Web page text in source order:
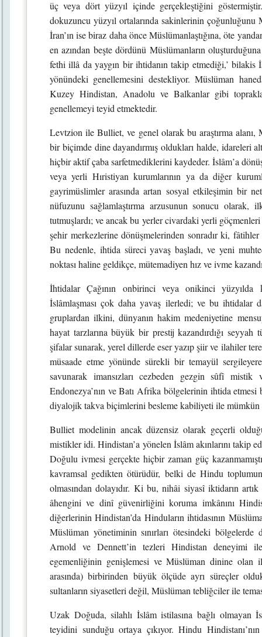
üç veya dört yüzyıl içinde gerçekleştiğini
dokuzuncu yüzyıl ortalarında sakinlerinin
İran’ın ise biraz daha önce Müslümanlaştığına, öte
en azından beşte dördünü Müslümanların
fethi illâ da yaygın bir ihtidanın takip etmediği,’ bilakis
yönündeki genellemesini destekliyor. Müslüman
Kuzey Hindistan, Anadolu ve Balkanlar gibi
genellemeyi teyid etmektedir.
Levtzion ile Bulliet, ve genel olarak bu araştırma alanı,
bir biçimde dine dayandırmış oldukları halde, idareleri
hiçbir aktif çaba sarfetmediklerini kaydeder. İslâm’a
veya yerli Hıristiyan kurumlarının ya da diğer
gayrimüslimler arasında artan sosyal etkileşimin bir
nüfuzunu sağlamlaştırma arzusunun sonucu
tutmuşlardı; ve ancak bu yerler civardaki yerli
şehir merkezlerine dönüşmelerinden sonradır ki,
Bu nedenle, ihtida süreci yavaş başladı, ve yeni
noktası haline geldikçe, mütemadiyen hız ve ivme
İhtidalar Çağının onbirinci veya onikinci yüzyılda
İslâmlaşması çok daha yavaş ilerledi; ve bu
gruplardan ilkini, dünyanın hakim medeniyetine
hayat tarzlarına büyük bir prestij kazandırdığı
şifalar sunarak, yerel dillerde eser yazıp şiir ve ilahiler
müsaade etme yönünde sürekli bir temayül
savunarak imansızları cezbeden gezgin sûfî mistik
Endonezya’nın ve Batı Afrika bölgelerinin ihtida
diyalojik takva biçimlerini besleme kabiliyeti ile mümkün
Bulliet modelinin ancak düzensiz olarak geçerli
mistikler idi. Hindistan’a yönelen İslâm akınlarını takip
Doğulu ivmesi gerçekte hiçbir zaman güç
kavramsal gedikten ötürüdür, belki de Hindu
olmasından dolayıdır. Ki bu, nihâi siyasî iktidarın
âhengini ve dinî güvenirliğini koruma imkânını
diğerlerinin Hindistan’da Hinduların ihtidasının
Müslüman yönetiminin sınırları ötesindeki bölgelerde
Arnold ve Dennett’in tezleri Hindistan deneyimi
egemenliğinin genişlemesi ve Müslüman dinine olan
arasında) birbirinden büyük ölçüde ayrı süreçler
sultanların siyasetleri değil, Müslüman tebliğciler ile
Uzak Doğuda, silahlı İslâm istilasına bağlı olmayan
teyidini sunduğu ortaya çıkıyor. Hindu